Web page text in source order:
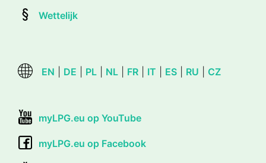
Wettelijk
EN DE PL NL FR IT ES RU CZ
myLPG.eu op YouTube
myLPG.eu op Facebook